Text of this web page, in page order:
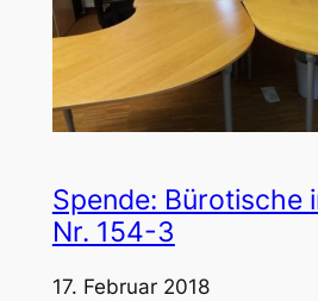
Spende: Bürotische
Nr. 154-3
17. Februar 2018